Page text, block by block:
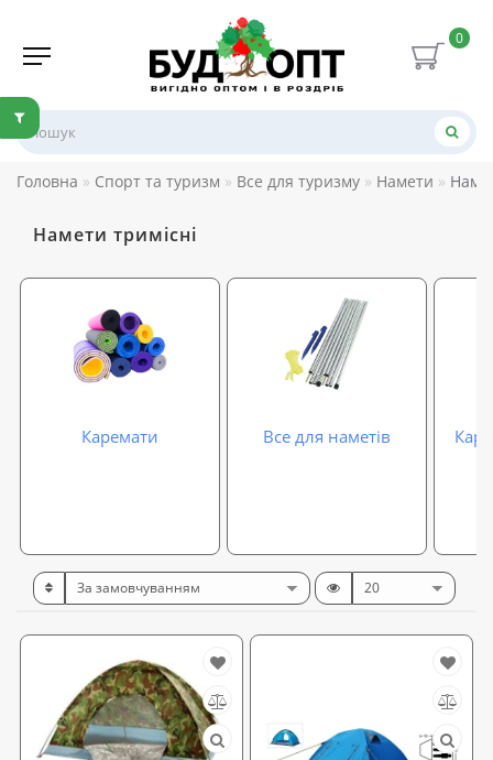
0
Головна Спорт та туризм Все для туризму Намети
Намети тримісні
Каремати Все для наметів